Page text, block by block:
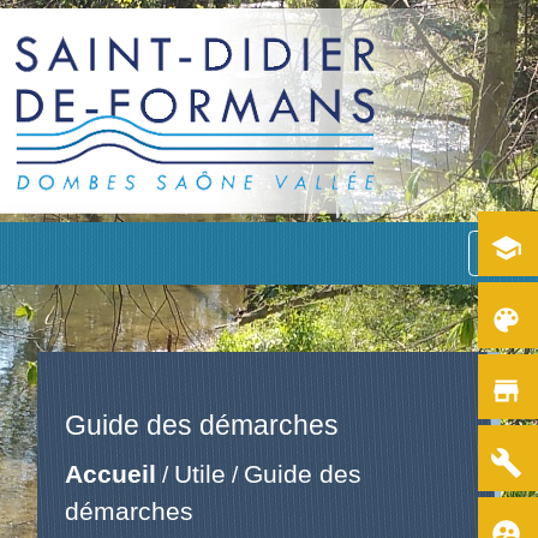
menu
Guide des démarches
Accueil / Utile / Guide des
démarches
school
color_lens
store
build